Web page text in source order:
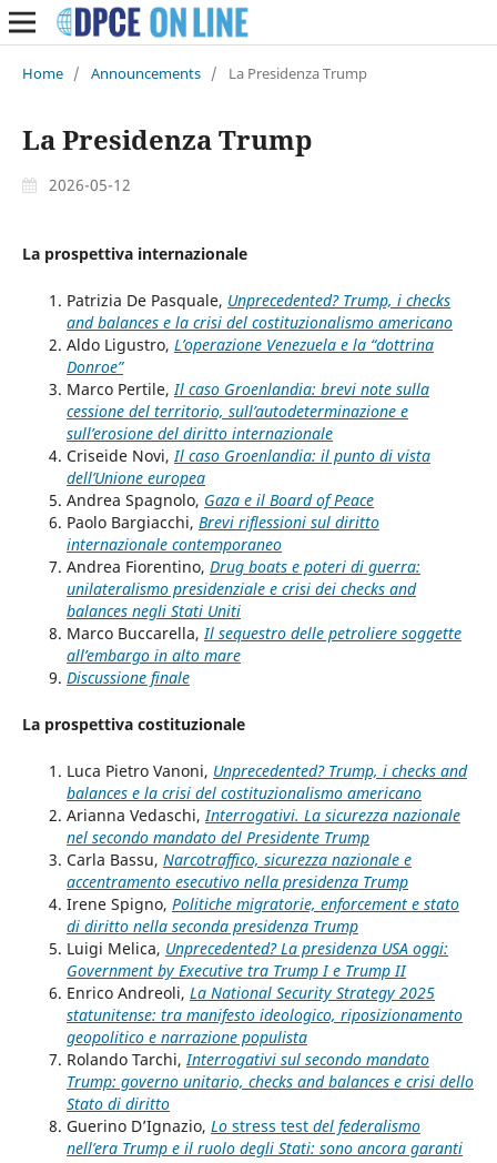
Home / Announcements / La Presidenza Trump
La Presidenza Trump
2026-05-12
La prospettiva internazionale
Patrizia De Pasquale, Unprecedented? Trump, i checks
and balances e la crisi del costituzionalismo americano
Aldo Ligustro, L’operazione Venezuela e la “dottrina
Donroe”
Marco Pertile,Il caso Groenlandia: brevi note sulla
cessione del territorio, sull’autodeterminazione e
sull’erosione del diritto internazionale
Criseide Novi,Il caso Groenlandia: il punto di vista
dell’Unione europea
Andrea Spagnolo, Gaza e il Board of Peace
Paolo Bargiacchi, Brevi riflessioni sul diritto
internazionale contemporaneo
Andrea Fiorentino, Drug boats e poteri di guerra:
unilateralismo presidenziale e crisi dei checks and
balances negli Stati Uniti
Marco Buccarella,Il sequestro delle petroliere soggette
all’embargo in alto mare
Discussione finale
La prospettiva costituzionale
Luca Pietro Vanoni, Unprecedented? Trump, i checks and
balances e la crisi del costituzionalismo americano
Arianna Vedaschi,Interrogativi. La sicurezza nazionale
nel secondo mandato del Presidente Trump
Carla Bassu, Narcotraffico, sicurezza nazionale e
accentramento esecutivo nella presidenza Trump
Irene Spigno, Politiche migratorie, enforcement e stato
di diritto nella seconda presidenza Trump
Luigi Melica, Unprecedented? La presidenza USA oggi:
Government by Executive tra Trump I e Trump II
Enrico Andreoli, La National Security Strategy 2025
statunitense: tra manifesto ideologico, riposizionamento
geopolitico e narrazione populista
Rolando Tarchi,Interrogativi sul secondo mandato
Trump: governo unitario, checks and balances e crisi dello
Stato di diritto
Guerino D’Ignazio, Lo stress testdel federalismo
nell’era Trump e il ruolo degli Stati: sono ancora garanti